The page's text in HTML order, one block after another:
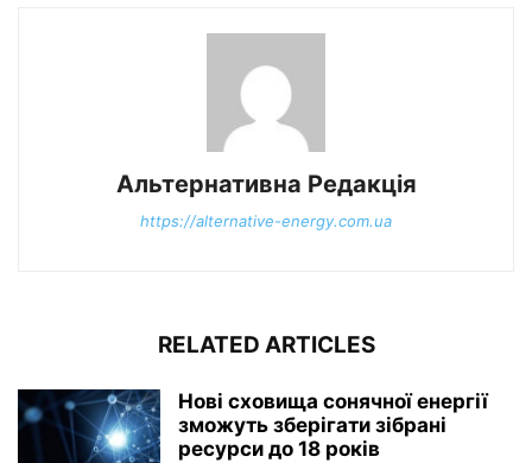
Альтернативна Редакція
https://alternative-energy.com.ua
RELATED ARTICLES
Нові сховища сонячної енергії
зможуть зберігати зібрані
ресурси до 18 років